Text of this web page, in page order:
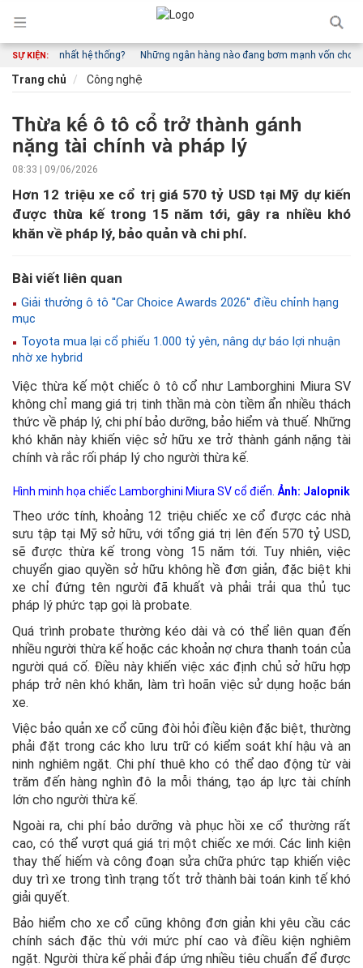
SỰ KIỆN:
đắt nhất hệ thống? Những ngân hàng nào đang bơm mạnh vốn cho vay
Trang chủ Công nghệ
Thừa kế ô tô cổ trở thành gánh
nặng tài chính và pháp lý
08:33 | 09/06/2026
Hơn 12 triệu xe cổ trị giá 570 tỷ USD tại Mỹ dự kiến
được thừa kế trong 15 năm tới, gây ra nhiều khó
khăn về pháp lý, bảo quản và chi phí.
Bài viết liên quan
Giải thưởng ô tô ''Car Choice Awards 2026'' điều chỉnh hạng
mục
Toyota mua lại cổ phiếu 1.000 tỷ yên, nâng dự báo lợi nhuận
nhờ xe hybrid
Việc thừa kế một chiếc ô tô cổ như Lamborghini Miura SV
không chỉ mang giá trị tinh thần mà còn tiềm ẩn nhiều thách
thức về pháp lý, chi phí bảo dưỡng, bảo hiểm và thuế. Những
khó khăn này khiến việc sở hữu xe trở thành gánh nặng tài
chính và rắc rối pháp lý cho người thừa kế.
Hình minh họa chiếc Lamborghini Miura SV cổ điển. Ảnh: Jalopnik
Theo ước tính, khoảng 12 triệu chiếc xe cổ được các nhà
sưu tập tại Mỹ sở hữu, với tổng giá trị lên đến 570 tỷ USD,
sẽ được thừa kế trong vòng 15 năm tới. Tuy nhiên, việc
chuyển giao quyền sở hữu không hề đơn giản, đặc biệt khi
xe chỉ đứng tên người đã khuất và phải trải qua thủ tục
pháp lý phức tạp gọi là probate.
Quá trình probate thường kéo dài và có thể liên quan đến
nhiều người thừa kế hoặc các khoản nợ chưa thanh toán của
người quá cố. Điều này khiến việc xác định chủ sở hữu hợp
pháp trở nên khó khăn, làm trì hoãn việc sử dụng hoặc bán
xe.
Việc bảo quản xe cổ cũng đòi hỏi điều kiện đặc biệt, thường
phải đặt trong các kho lưu trữ có kiểm soát khí hậu và an
ninh nghiêm ngặt. Chi phí thuê kho có thể dao động từ vài
trăm đến hàng nghìn đô la mỗi tháng, tạo áp lực tài chính
lớn cho người thừa kế.
Ngoài ra, chi phí bảo dưỡng và phục hồi xe cổ thường rất
cao, có thể vượt quá giá trị một chiếc xe mới. Các linh kiện
thay thế hiếm và công đoạn sửa chữa phức tạp khiến việc
duy trì xe trong tình trạng tốt trở thành bài toán kinh tế khó
giải quyết.
Bảo hiểm cho xe cổ cũng không đơn giản khi yêu cầu các
chính sách đặc thù với mức phí cao và điều kiện nghiêm
ngặt. Người thừa kế phải đáp ứng nhiều tiêu chuẩn để được